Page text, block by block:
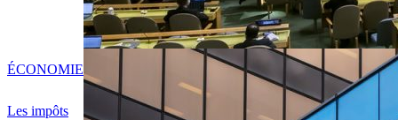
Les impôts
ÉCONOMIE